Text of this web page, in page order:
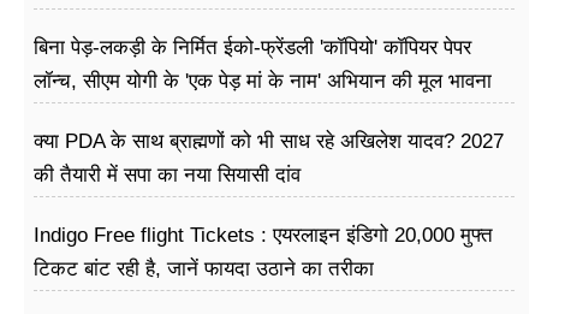
बिना पेड़-लकड़ी के निर्मित ईको-फ्रेंडली 'कॉपियो' कॉपियर पेपर
लॉन्च, सीएम योगी के 'एक पेड़ मां के नाम' अभियान की मूल भावना
क्या PDA के साथ ब्राह्मणों को भी साध रहे अखिलेश यादव? 2027
की तैयारी में सपा का नया सियासी दांव
Indigo Free flight Tickets : एयरलाइन इंडिगो 20,000 मुफ्त
टिकट बांट रही है, जानें फायदा उठाने का तरीका